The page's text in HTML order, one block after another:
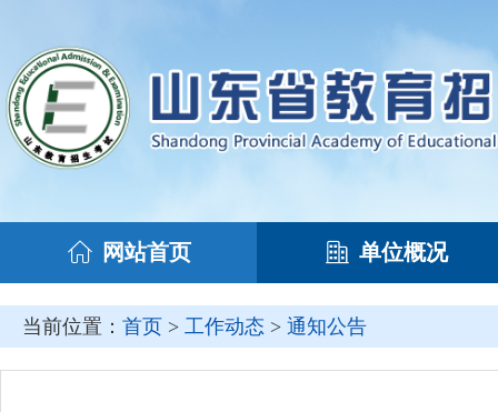
网站首页 单位概况
当前位置： 首页 > 工作动态 > 通知公告